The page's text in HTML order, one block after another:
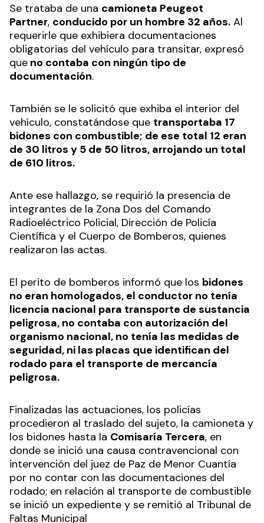
Se trataba de una camioneta Peugeot
Partner, conducido por un hombre 32 años. Al
requerirle que exhibiera documentaciones
obligatorias del vehículo para transitar, expresó
que no contaba con ningún tipo de
documentación.
También se le solicitó que exhiba el interior del
vehículo, constatándose que transportaba 17
bidones con combustible; de ese total 12 eran
de 30 litros y 5 de 50 litros, arrojando un total
de 610 litros.
Ante ese hallazgo, se requirió la presencia de
integrantes de la Zona Dos del Comando
Radioeléctrico Policial, Dirección de Policía
Científica y el Cuerpo de Bomberos, quienes
realizaron las actas.
El perito de bomberos informó que los bidones
no eran homologados, el conductor no tenía
licencia nacional para transporte de sustancia
peligrosa, no contaba con autorización del
organismo nacional, no tenía las medidas de
seguridad, ni las placas que identifican del
rodado para el transporte de mercancía
peligrosa.
Finalizadas las actuaciones, los policías
procedieron al traslado del sujeto, la camioneta y
los bidones hasta la Comisaría Tercera, en
donde se inició una causa contravencional con
intervención del juez de Paz de Menor Cuantía
por no contar con las documentaciones del
rodado; en relación al transporte de combustible
se inició un expediente y se remitió al Tribunal de
Faltas Municipal